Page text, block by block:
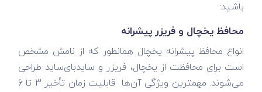
باشید:
محافظ یخچال و فریزر پیشرانه
انواع محافظ پیشرانه یخچال همانطور که از نامش مشخص
است برای محافظت از یخچال، فریزر و سایدبای‌ساید طراحی
می‌شوند. مهمترین ویژگی آن‌ها قابلیت زمان تأخیر 3 تا 6